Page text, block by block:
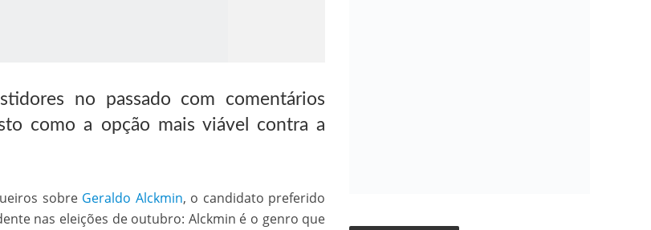
no passado com comentários
como a opção mais viável contra a
sobre Geraldo Alckmin, o candidato preferido
nas eleições de outubro: Alckmin é o genro que